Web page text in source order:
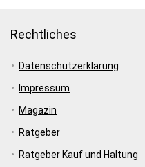
Rechtliches
Datenschutzerklärung
Impressum
Magazin
Ratgeber
Ratgeber Kauf und Haltung